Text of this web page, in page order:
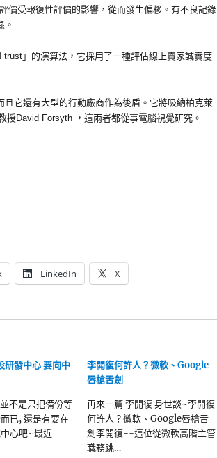
價受報復性評價的影響，從而發生偏移。有不良記錄
。
」的演算法，它採用了一種評估線上賣家誠實度
它還有大型的行動廠商作為後盾。它將吸納柏克萊
David Forsyth ，這兩者都從事電腦視覺研究。
LinkedIn X
研發中心 要向中
不是只把備份等
已, 還是有要在
心吧~最近
李開復何許人？微軟、Google
唇槍舌劍
再來一篇 李開復 身世談~李開復
何許人？微軟、Google唇槍舌
劍李開復--這位從微軟高階主管
職務跳…